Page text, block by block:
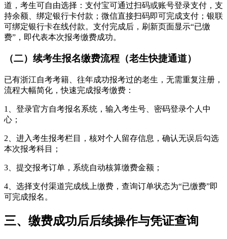
道，考生可自由选择：支付宝可通过扫码或账号登录支付，支
持余额、绑定银行卡付款；微信直接扫码即可完成支付；银联
可绑定银行卡在线付款。支付完成后，刷新页面显示“已缴
费”，即代表本次报考缴费成功。
（二）续考生报名缴费流程（老生快捷通道）
已有浙江自考考籍、往年成功报考过的老生，无需重复注册，
流程大幅简化，快速完成报考缴费：
1、登录官方自考报名系统，输入考生号、密码登录个人中
心；
2、进入考生报考栏目，核对个人留存信息，确认无误后勾选
本次报考科目；
3、提交报考订单，系统自动核算缴费金额；
4、选择支付渠道完成线上缴费，查询订单状态为“已缴费”即
可完成报名。
三、缴费成功后后续操作与凭证查询